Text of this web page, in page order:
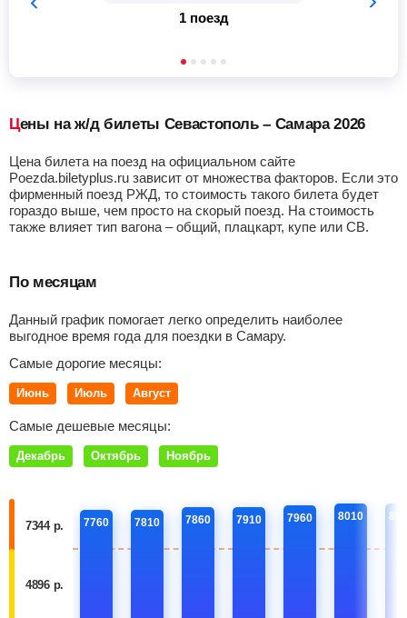
1 поезд
Цены на ж/д билеты Севастополь – Самара 2026
Цена билета на поезд на официальном сайте
Poezda.biletyplus.ru зависит от множества факторов. Если это
фирменный поезд РЖД, то стоимость такого билета будет
гораздо выше, чем просто на скорый поезд. На стоимость
также влияет тип вагона – общий, плацкарт, купе или СВ.
По месяцам
Данный график помогает легко определить наиболее
выгодное время года для поездки в Самару.
Самые дорогие месяцы:
Июнь Июль Август
Самые дешевые месяцы:
Декабрь Октябрь Ноябрь
7344 р.
4896 р.
7760 7810 7860 7910 7960 8010